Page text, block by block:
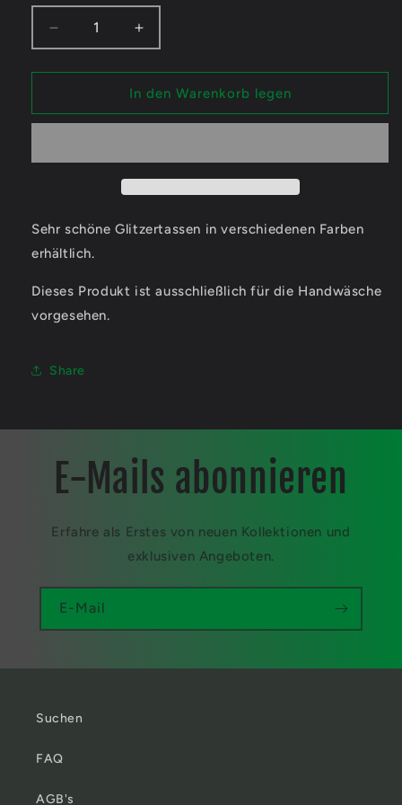
Verringere
die
Menge
Glupshi
Glitzertassen
Erhöhe
die
Menge
für
Glupshi
Glitzertassen
In den Warenkorb legen
Sehr schöne Glitzertassen in verschiedenen Farben
erhältlich.
Dieses Produkt ist ausschließlich für die Handwäsche
vorgesehen.
Share
E-Mails abonnieren
Erfahre als Erstes von neuen Kollektionen und
exklusiven Angeboten.
E-Mail
Suchen
FAQ
AGB's